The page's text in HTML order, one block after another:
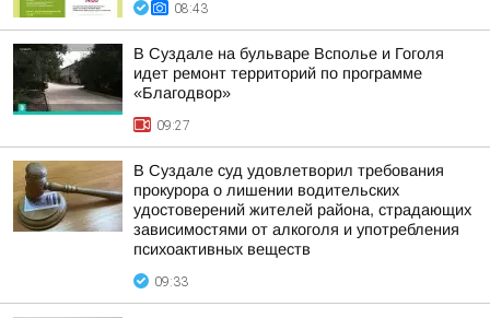
08:43
В Суздале на бульваре Всполье и Гоголя
идет ремонт территорий по программе
«Благодвор»
09:27
В Суздале суд удовлетворил требования
прокурора о лишении водительских
удостоверений жителей района, страдающих
зависимостями от алкоголя и употребления
психоактивных веществ
09:33